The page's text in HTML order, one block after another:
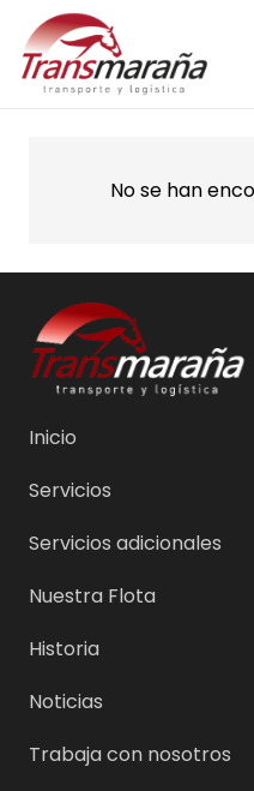
No se han
Inicio
Servicios
Servicios adicionales
Nuestra Flota
Historia
Noticias
Trabaja con nosotros